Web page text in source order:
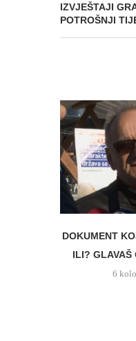
IZVJEŠTAJI
POTROŠNJI
DOKUMENT
ILI? GLAVAŠ
6